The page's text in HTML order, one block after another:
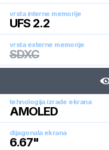
vrsta interne memorije
UFS 2.2
vrsta externe memorije
SDXC
tehnologija izrade ekrana
AMOLED
dijagonala ekrana
6.67"